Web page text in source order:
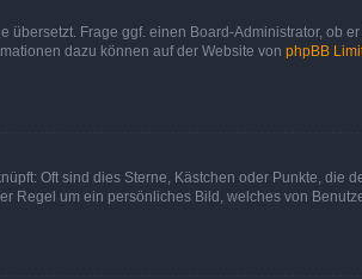
Frage ggf. einen Board-Administrator, ob
dazu können auf der Website von phpBB
Oft sind dies Sterne, Kästchen oder Punkte, die
Regel um ein persönliches Bild, welches von